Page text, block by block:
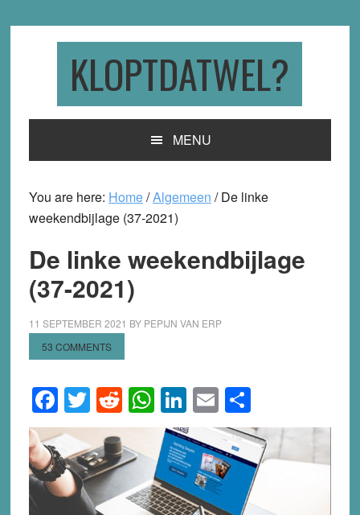
KLOPTDATWEL?
MENU
You are here: Home/Algemeen /De linke
weekendbijlage (37-2021)
De linke weekendbijlage
(37-2021)
11 SEPTEMBER 2021 BY PEPIJN VAN ERP
53 COMMENTS
Facebook
Twitter
Reddit
WhatsApp
LinkedIn
EmailShare